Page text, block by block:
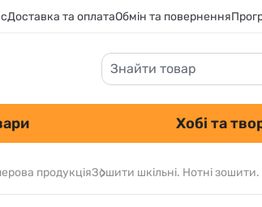
Доставка та оплатаОбмін та повернення
Хобі та
продукціяЗошити шкільні. Нотні